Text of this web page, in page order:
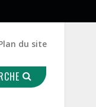
du site